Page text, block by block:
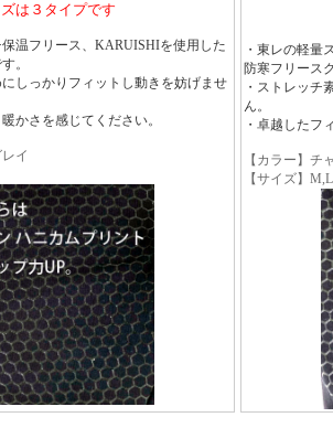
は３タイプです
保温フリース、KARUISHIを使用した
。
しっかりフィットし動きを妨げませ
かさを感じてください。
イ
・東レの軽量
防寒フリース
・ストレッチ
ん。
・卓越したフ
【カラー】チ
【サイズ】